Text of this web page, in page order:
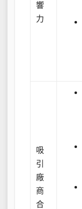
響
力
吸
引
廠
商
合